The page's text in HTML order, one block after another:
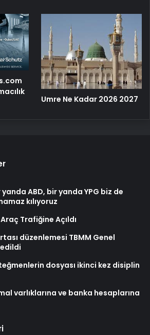
Umre Ne Kadar 2026 2027
ABD, bir yanda YPG biz de
kılıyoruz
Trafiğine Açıldı
düzenlemesi TBMM Genel
dosyası ikinci kez disiplin
varlıklarına ve banka hesaplarına